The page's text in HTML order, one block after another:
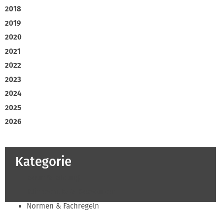
2018
2019
2020
2021
2022
2023
2024
2025
2026
Kategorie
Normen & Fachregeln